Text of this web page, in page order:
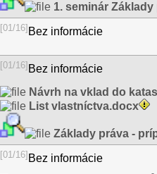
1. seminár
[01/16] Bez informácie
[01/16] Bez informácie
Návrh na vklad do
List vlastníctva.docx
Základy práva -
[01/16] Bez informácie